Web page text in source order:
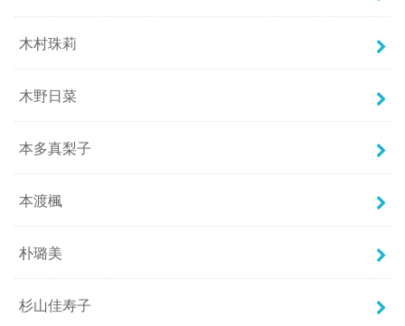
木村珠莉
木野日菜
本多真梨子
本渡楓
朴璐美
杉山佳寿子